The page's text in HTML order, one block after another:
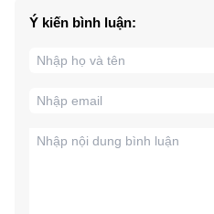
Ý kiến bình luận: